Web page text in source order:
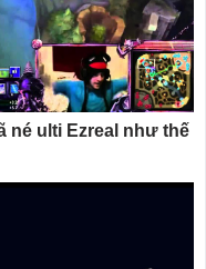
né ulti Ezreal như thế